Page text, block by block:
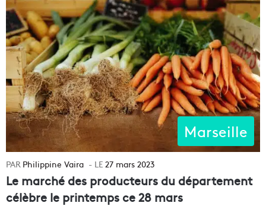
Marseille
Philippine Vaira 27 mars 2023
Le marché des producteurs du département
célèbre le printemps ce 28 mars